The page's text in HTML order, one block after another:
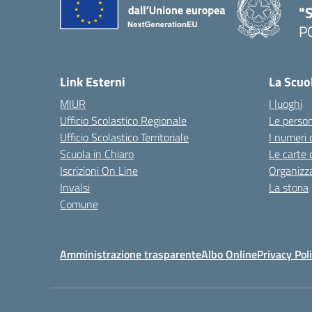
Link Esterni
MIUR
Ufficio Scolastico Regionale
Ufficio Scolastico Territoriale
Scuola in Chiaro
Iscrizioni On Line
Invalsi
Comune
La
I luoghi
Le
I numeri
Le carte
La storia
Amministrazione trasparenteAlbo OnlinePrivacy